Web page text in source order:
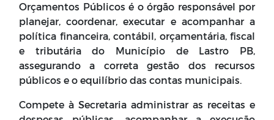
Orçamentos Públicos é o órgão responsável por
planejar, coordenar, executar e acompanhar a
política financeira, contábil, orçamentária, fiscal
e tributária do Município de Lastro PB,
assegurando a correta gestão dos recursos
públicos e o equilíbrio das contas municipais.
Compete à Secretaria administrar as receitas e